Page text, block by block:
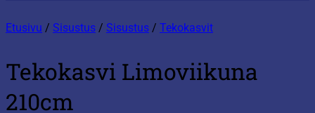
Etusivu / Sisustus / Sisustus / Tekokasvit
Tekokasvi Limoviikuna
210cm